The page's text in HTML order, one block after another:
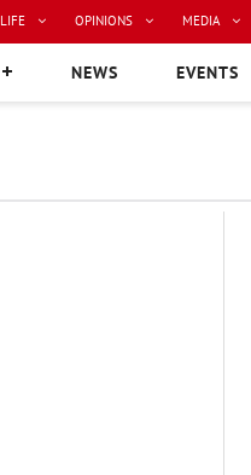
LIFE OPINIONS MEDIA
NEWS EVENTS